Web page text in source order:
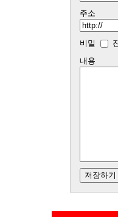
주소
비밀
내용